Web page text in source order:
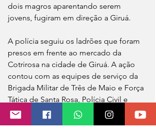
dois magros aparentando serem
jovens, fugiram em direção a Giruá.
A polícia seguiu os ladrões que foram
presos em frente ao mercado da
Cotrirosa na cidade de Giruá. A ação
contou com as equipes de serviço da
Brigada Militar de Três de Maio e Força
Tática de Santa Rosa, Polícia Civil e
Polícia Rodoviária Federal.